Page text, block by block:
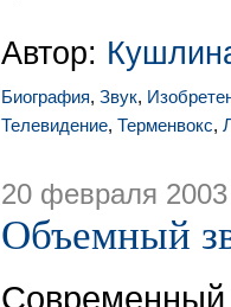
Автор:
Биография, Звук,
Телевидение, Терменвокс,
20 февраля 2003
Объемный
Современный